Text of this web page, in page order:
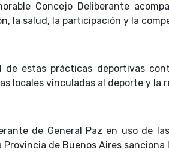
Concejo Deliberante
la salud, la participación y la
de estas prácticas deportivas
locales vinculadas al deporte y la
de General Paz en uso de
de Buenos Aires sanciona